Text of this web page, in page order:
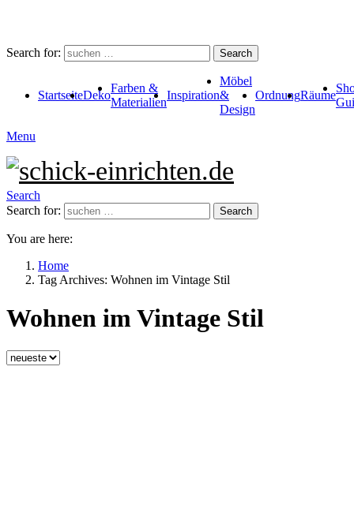
Search for: Search
StartseiteDeko
Farben &
Materialien
Inspiration
Möbel
&
Design
OrdnungRäume
Menu
Search
Search for:
Search
You are here:
Home
Tag Archives: Wohnen im Vintage Stil
Wohnen im Vintage Stil